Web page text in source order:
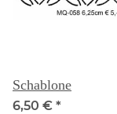
Schablone
6,50 € *